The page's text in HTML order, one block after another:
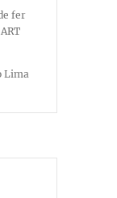
fer
Lima